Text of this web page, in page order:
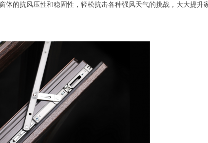
体的抗风压性和稳固性，轻松抗击各种强风天气的挑战，大大提升